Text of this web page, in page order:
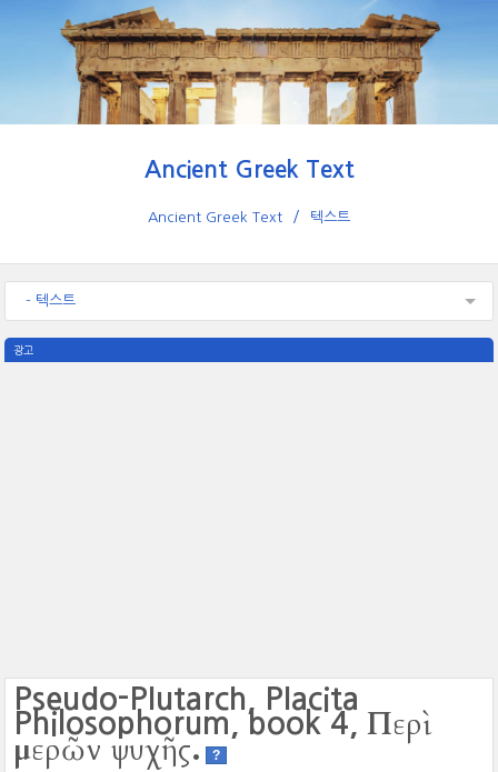
Ancient Greek Text
Ancient Greek Text 텍스트
- 텍스트
광고
Pseudo-Plutarch, Placita
Philosophorum, book 4, Περὶ
μερῶν ψυχῆς. ?